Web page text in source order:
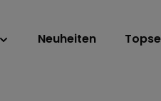
Neuheiten